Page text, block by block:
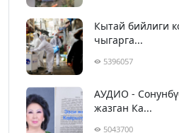
Кытай бийлиги
чыгарга...
5396057
АУДИО -
жазган Ка...
5043700